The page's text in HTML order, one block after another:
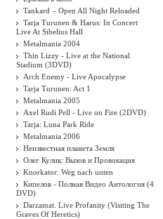
Tankard – Open All Night Reloaded
Tarja Turunen & Harus: In Concert
Live At Sibelius Hall
Metalmania 2004
Thin Lizzy - Live at the National
Stadium (3DVD)
Arch Enemy - Live Apocalypse
Tarja Turunen: Act 1
Metalmania 2005
Axel Rudi Pell - Live on Fire (2DVD)
Tarja: Luna Park Ride
Metalmania 2006
Неизвестная планета Земля
Олег Кулик: Вызов и Провокация
Knorkator: Weg nach unten
Кипелов - Полная Видео Антология (4
DVD)
Darzamat. Live Profanity (Visiting The
Graves Of Heretics)